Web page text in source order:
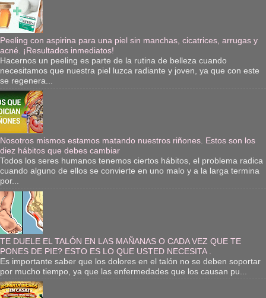
Peeling con aspirina para una piel sin manchas, cicatrices, arrugas y
acné. ¡Resultados inmediatos!
Hacernos un peeling es parte de la rutina de belleza cuando
necesitamos que nuestra piel luzca radiante y joven, ya que con este
se regenera...
Nosotros mismos estamos matando nuestros riñones. Estos son los
diez hábitos que debes cambiar
Todos los seres humanos tenemos ciertos hábitos, el problema radica
cuando alguno de ellos se convierte en uno malo y a la larga termina
por...
TE DUELE EL TALÓN EN LAS MAÑANAS O CADA VEZ QUE TE
PONES DE PIE? ESTO ES LO QUE USTED NECESITA .
Es importante saber que los dolores en el talón no se deben soportar
por mucho tiempo, ya que las enfermedades que los causan pu...